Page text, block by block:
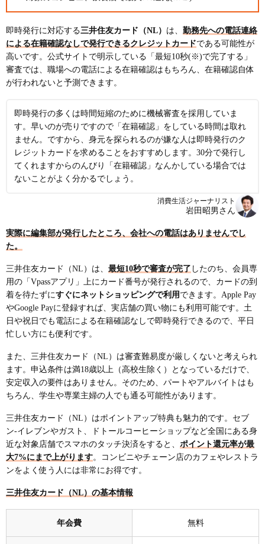
在籍確認と本人確認の違いは？
本人確認がないクレジットカードはある？
学生の場合は学校に電話がかかってきますか？
アルバイトやパート・派遣社員でも在籍確認はあ
る？
か？
クレジットカードの在籍確認は勤務先にバレます
か？
デビットカードは在籍確認はありますか？
即時発行に対応する三井住友カード（NL） は、 勤務先への電話連絡
による在籍確認なしで発行できるクレジットカードである可能性が
高いです。公式サイトで明示している「最短10秒(※)で完了する」
審査では、職場への電話による在籍確認はもちろん、在籍確認自体
が行われないと予測できます。
即時発行の多くは時間短縮のために機械審査を採用していま
す。早いのが売りですので「在籍確認」をしている時間は取れ
ません。ですから、身元を探られるのが嫌な人は即時発行のク
レジットカードを求めることをおすすめします。30分で発行し
てくれますからのんびり「在籍確認」なんかしている場合では
ないことがよく分かるでしょう。
消費生活ジャーナリスト
岩田昭男さん
実際に編集部が発行したところ、会社への電話はありませんでし
た。
三井住友カード（NL）は、 最短10秒で審査が完了 したのち、会員専
用の「Vpassアプリ」上にカード番号が発行されるので、カードの到
着を待たずにすぐにネットショッピングで利用 できます。Apple Pay
やGoogle Payに登録すれば、実店舗の買い物にも利用可能です。土
日や祝日でも電話による在籍確認なしで即時発行できるので、平日
忙しい方にも便利です。
また、三井住友カード（NL）は審査難易度が厳しくないと考えられ
ます。申込条件は満18歳以上（高校生除く）となっているだけで、
安定収入の要件はありません。そのため、パートやアルバイトはも
ちろん、学生や専業主婦の人でも通る可能性があります。
三井住友カード（NL）はポイントアップ特典も魅力的です。セブ
ン-イレブンやガスト、ドトールコーヒーショップなど全国にある身
近な対象店舗でスマホのタッチ決済をすると、 ポイント還元率が最
大7%にまで上がります。コンビニやチェーン店のカフェやレストラ
ンをよく使う人には非常にお得です。
三井住友カード（NL）の基本情報
年会費 無料